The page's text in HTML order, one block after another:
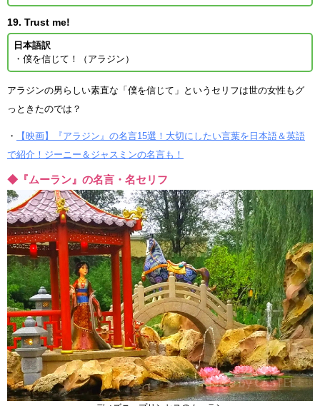
19. Trust me!
日本語訳
・僕を信じて！（アラジン）
アラジンの男らしい素直な「僕を信じて」というセリフは世の女性もグ
っときたのでは？
・
【映画】『アラジン』の名言15選！大切にしたい言葉を日本語＆英語
で紹介！ジーニー＆ジャスミンの名言も！
◆『ムーラン』の名言・名セリフ